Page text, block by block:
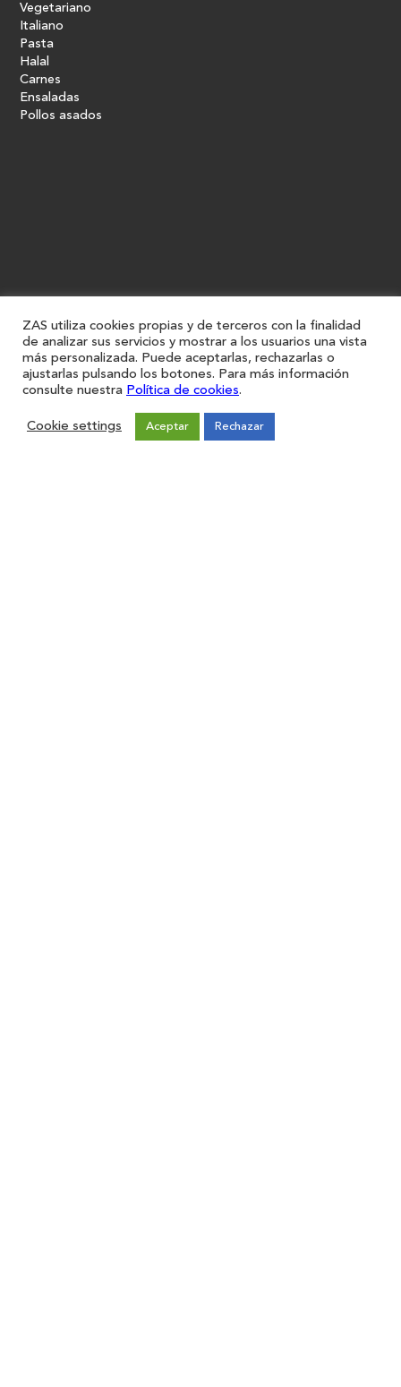
Vegetariano
Italiano
Pasta
Halal
Carnes
Ensaladas
Pollos asados
ZAS utiliza cookies propias y de terceros con la finalidad
de analizar sus servicios y mostrar a los usuarios una vista
más personalizada. Puede aceptarlas, rechazarlas o
ajustarlas pulsando los botones. Para más información
consulte nuestra Política de cookies.
Cookie settings Aceptar Rechazar